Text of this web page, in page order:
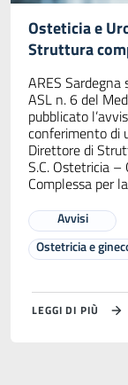
Osteticia e
Struttura
ARES
ASL n. 6 del
pubblicato
conferimento di
Direttore di
S.C. Ostetricia
Complessa per
Avvisi
Ostetricia e
LEGGI DI PIÙ